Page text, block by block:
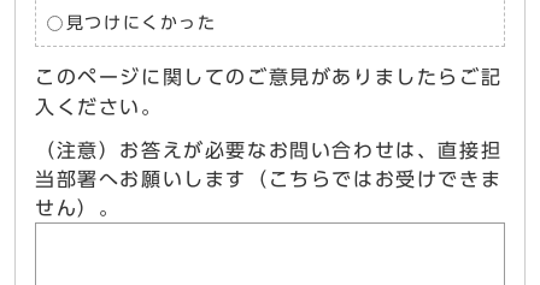
見つけにくかった
このページに関してのご意見がありましたらご記
入ください。
（注意）お答えが必要なお問い合わせは、直接担
当部署へお願いします（こちらではお受けできま
せん）。